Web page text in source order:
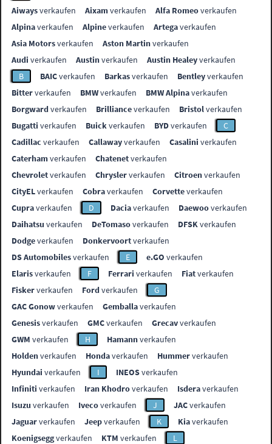
Aiwaysverkaufen Aixamverkaufen Alfa Romeoverkaufen
Alpinaverkaufen Alpineverkaufen Artegaverkaufen
Asia Motorsverkaufen Aston Martinverkaufen
Audi verkaufen Austinverkaufen Austin Healeyverkaufen
B
BAICverkaufen Barkasverkaufen Bentleyverkaufen
Bitterverkaufen BMWverkaufen BMW Alpinaverkaufen
Borgwardverkaufen Brillianceverkaufen Bristolverkaufen
Bugatti verkaufen Buickverkaufen BYDverkaufen
C
Cadillac verkaufen Callawayverkaufen Casalini verkaufen
Caterhamverkaufen Chatenetverkaufen
Chevroletverkaufen Chryslerverkaufen Citroenverkaufen
CityELverkaufen Cobraverkaufen Corvetteverkaufen
Cupraverkaufen D Daciaverkaufen Daewooverkaufen
Daihatsu verkaufen DeTomasoverkaufen DFSKverkaufen
Dodgeverkaufen Donkervoortverkaufen
DS Automobilesverkaufen E e.GO verkaufen
Elarisverkaufen F Ferrari verkaufen Fiatverkaufen
Fiskerverkaufen Fordverkaufen
G
GAC Gonowverkaufen Gemballaverkaufen
Genesisverkaufen GMCverkaufen Grecavverkaufen
GWM verkaufen H Hamannverkaufen
Holdenverkaufen Hondaverkaufen Hummerverkaufen
Hyundai verkaufen I INEOSverkaufen
Infiniti verkaufen Iran Khodroverkaufen Isderaverkaufen
Isuzu verkaufen Ivecoverkaufen J JACverkaufen
Jaguarverkaufen Jeepverkaufen K Kiaverkaufen
Koenigseggverkaufen KTM verkaufen
L